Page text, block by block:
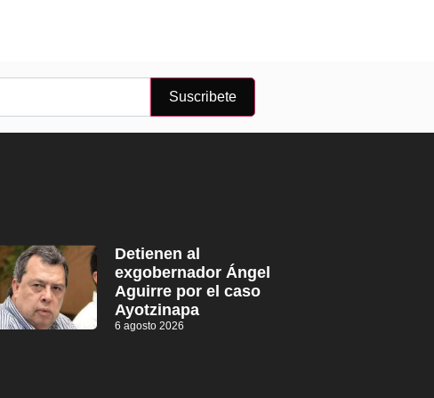
Suscribete
Detienen al
exgobernador Ángel
Aguirre por el caso
Ayotzinapa
6 agosto 2026